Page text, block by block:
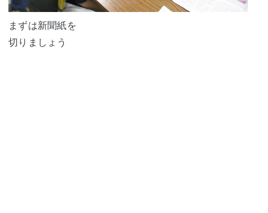
まずは新聞紙を
切りましょう